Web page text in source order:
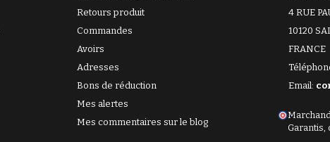
Retours produit
Commandes
Avoirs
Adresses
Bons de réduction
Mes alertes
Mes commentaires sur le blog
4 RUE
10120
FRANCE
Email:
Garantis,